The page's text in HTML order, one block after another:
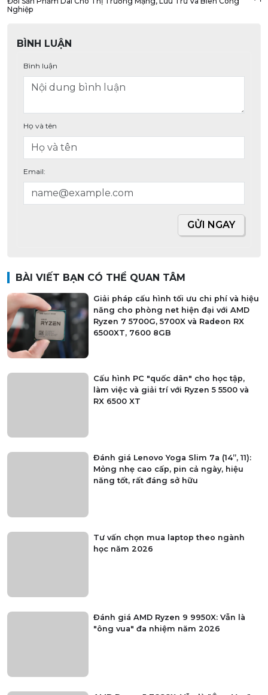
Nghiệp
BÌNH LUẬN
Bình luận
Họ và tên
Email:
GỬI NGAY
BÀI VIẾT BẠN CÓ THỂ QUAN TÂM
Giải pháp cấu hình tối ưu chi phí và hiệu
năng cho phòng net hiện đại với AMD
Ryzen 7 5700G, 5700X và Radeon RX
6500XT, 7600 8GB
Cấu hình PC "quốc dân" cho học tập,
làm việc và giải trí với Ryzen 5 5500 và
RX 6500 XT
Đánh giá Lenovo Yoga Slim 7a (14”, 11):
Mỏng nhẹ cao cấp, pin cả ngày, hiệu
năng tốt, rất đáng sở hữu
Tư vấn chọn mua laptop theo ngành
học năm 2026
Đánh giá AMD Ryzen 9 9950X: Vẫn là
"ông vua" đa nhiệm năm 2026